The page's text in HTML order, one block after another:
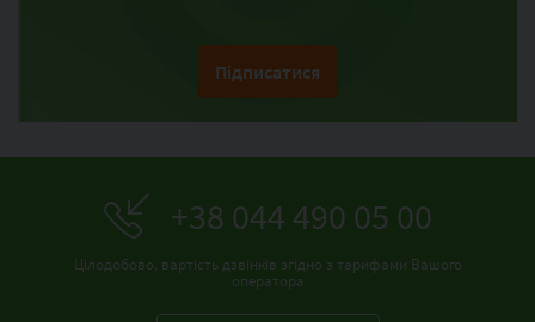
Підписатися
+38 044 490 05 00
Цілодобово, вартість дзвінків згідно з тарифами Вашого
оператора